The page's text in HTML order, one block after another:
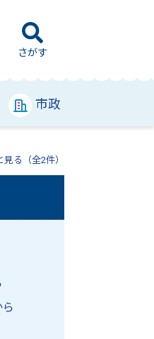
さがす
市政
見る（全2件）